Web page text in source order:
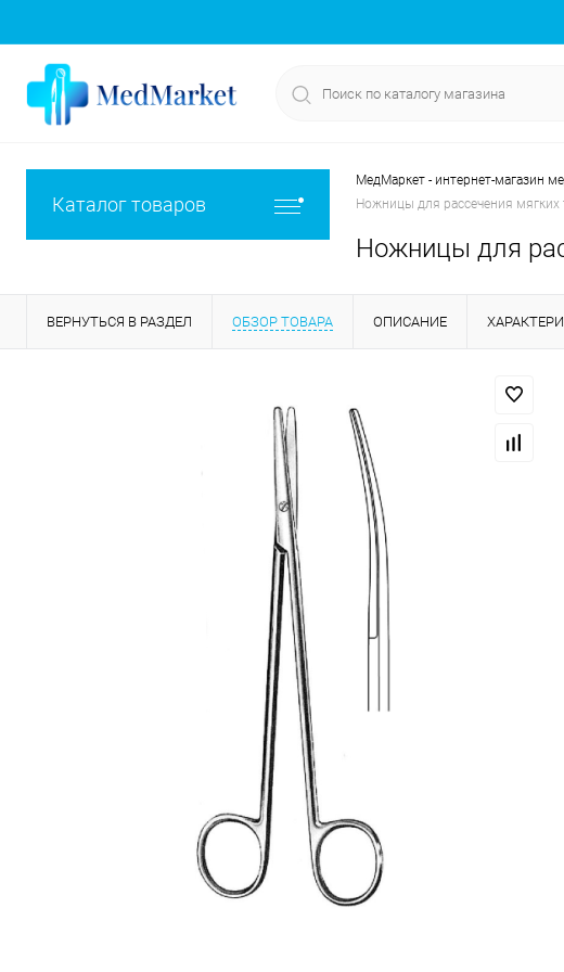
Каталог товаров
МедМаркет - интернет-магазин
Ножницы для рассечения
Ножницы для
ВЕРНУТЬСЯ В РАЗДЕЛ ОБЗОР ТОВАРА ОПИСАНИЕ